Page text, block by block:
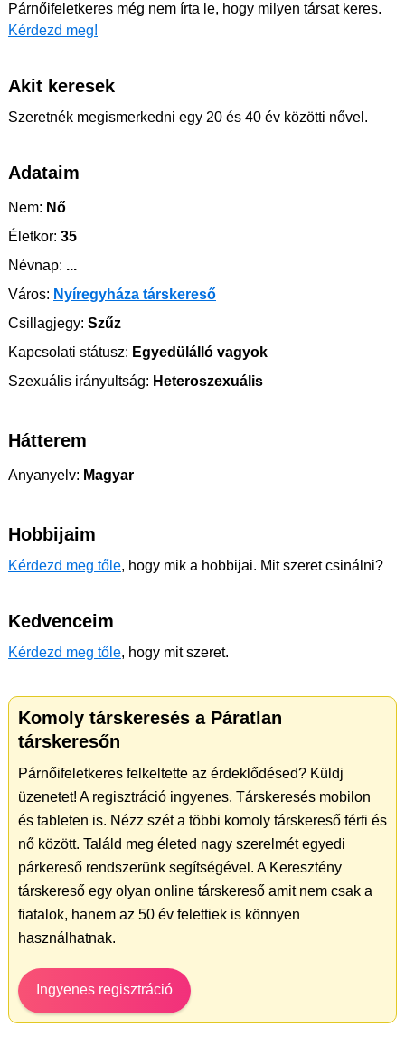
Párnőifeletkeres még nem írta le, hogy milyen társat keres.
Kérdezd meg!
Akit keresek
Szeretnék megismerkedni egy 20 és 40 év közötti nővel.
Adataim
Nem: Nő
Életkor: 35
Névnap: ...
Város: Nyíregyháza társkereső
Csillagjegy: Szűz
Kapcsolati státusz: Egyedülálló vagyok
Szexuális irányultság: Heteroszexuális
Hátterem
Anyanyelv: Magyar
Hobbijaim
Kérdezd meg tőle, hogy mik a hobbijai. Mit szeret csinálni?
Kedvenceim
Kérdezd meg tőle, hogy mit szeret.
Komoly társkeresés a Páratlan
társkeresőn
Párnőifeletkeres felkeltette az érdeklődésed? Küldj
üzenetet! A regisztráció ingyenes. Társkeresés mobilon
és tableten is. Nézz szét a többi komoly társkereső férfi és
nő között. Találd meg életed nagy szerelmét egyedi
párkereső rendszerünk segítségével. A Keresztény
társkereső egy olyan online társkereső amit nem csak a
fiatalok, hanem az 50 év felettiek is könnyen
használhatnak.
Ingyenes regisztráció